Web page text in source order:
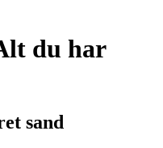
du har
sand